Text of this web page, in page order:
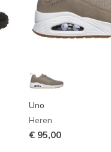
Uno
Heren
€ 95,00